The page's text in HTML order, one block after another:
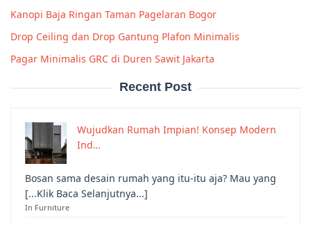
Kanopi Baja Ringan Taman Pagelaran Bogor
Drop Ceiling dan Drop Gantung Plafon Minimalis
Pagar Minimalis GRC di Duren Sawit Jakarta
Recent Post
Wujudkan Rumah Impian! Konsep Modern
Ind…
Bosan sama desain rumah yang itu-itu aja? Mau yang
[...Klik Baca Selanjutnya...]
In Furniture